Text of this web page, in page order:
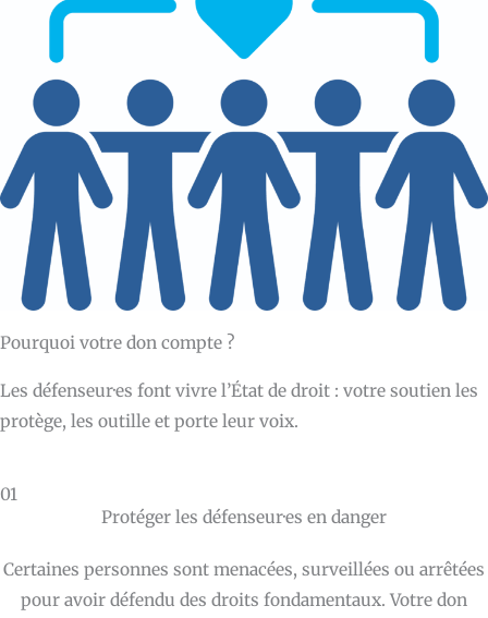
Pourquoi votre don compte ?
Les défenseur·es font vivre l’État de droit : votre soutien les
protège, les outille et porte leur voix.
01
Protéger les défenseur·es en danger
Certaines personnes sont menacées, surveillées ou arrêtées
pour avoir défendu des droits fondamentaux. Votre don